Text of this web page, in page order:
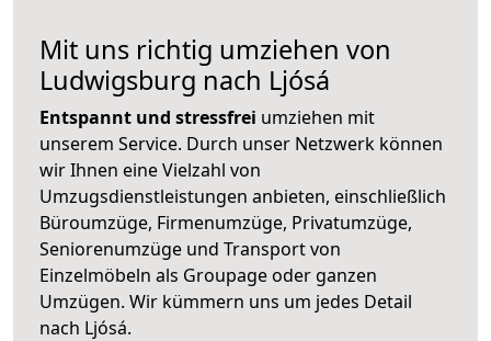
Mit uns richtig umziehen von
Ludwigsburg nach Ljósá
Entspannt und stressfrei umziehen mit
unserem Service. Durch unser Netzwerk können
wir Ihnen eine Vielzahl von
Umzugsdienstleistungen anbieten, einschließlich
Büroumzüge, Firmenumzüge, Privatumzüge,
Seniorenumzüge und Transport von
Einzelmöbeln als Groupage oder ganzen
Umzügen. Wir kümmern uns um jedes Detail
nach Ljósá.